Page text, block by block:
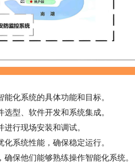
化系统的具体功能和目标。
型、软件开发和系统集成。
行现场安装和调试。
系统性能，确保稳定运行。
保他们能够熟练操作智能化系统。